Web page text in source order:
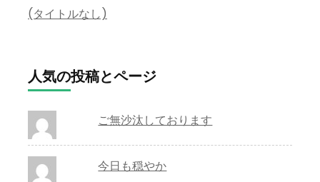
(タイトルなし)
人気の投稿とページ
ご無沙汰しております
今日も穏やか